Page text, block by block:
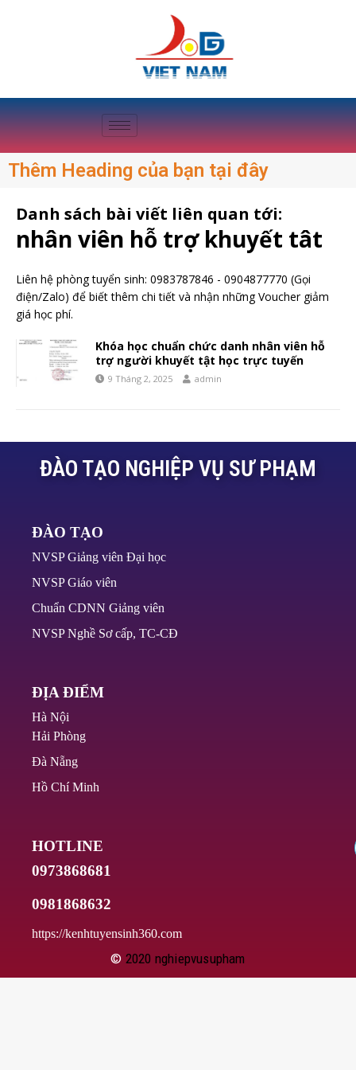
Thêm Heading của bạn tại đây
Danh sách bài viết liên quan tới:
nhân viên hỗ trợ khuyết tât
Liên hệ phòng tuyển sinh: 0983787846 - 0904877770 (Gọi
điện/Zalo) để biết thêm chi tiết và nhận những Voucher giảm
giá học phí.
Khóa học chuẩn chức danh nhân viên hỗ
trợ người khuyết tật học trực tuyến
9 Tháng 2, 2025 admin
ĐÀO TẠO NGHIỆP VỤ SƯ PHẠM
ĐÀO TẠO
NVSP Giảng viên Đại học
NVSP Giáo viên
Chuẩn CDNN Giảng viên
NVSP Nghề Sơ cấp, TC-CĐ
ĐỊA ĐIỂM
Hà Nội
Hải Phòng
Đà Nẵng
Hồ Chí Minh
HOTLINE
0973868681
0981868632
https://kenhtuyensinh360.com
© 2020 nghiepvusupham